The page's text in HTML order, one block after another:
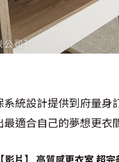
統設計提供到府量身
適合自己的夢想更衣